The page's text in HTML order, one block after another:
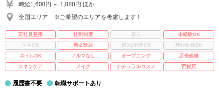
時給1,600円 ～ 1,880円 ほか
全国エリア ※ご希望のエリアを考慮します！
正社員登用 社割制度 賞与
未経験OK
学生OK
男女歓迎 週3日勤務OK
時短勤務OK
ネイルOK
ノルマなし オープニング
店長候補
スキンケア
メイク ナチュラルコスメ 百貨店
履歴書不要 転職サポートあり